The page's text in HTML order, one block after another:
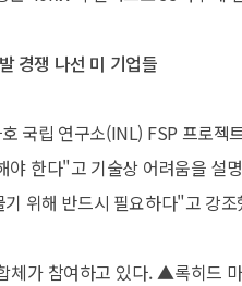
경쟁 나선 미 기업들
국립 연구소(INL) FSP 프로
야 한다"고 기술상 어려움을 설
위해 반드시 필요하다"고 강조
체가 참여하고 있다. ▲록히드